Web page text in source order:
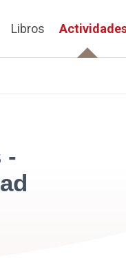
Libros
-